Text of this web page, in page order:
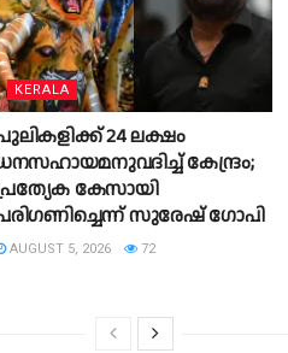
KERALA
24 ലക്ഷം
കേന്ദ്രം;
കേസായി
സുരേഷ് ഗോപി
AUGUST 5, 2026 72